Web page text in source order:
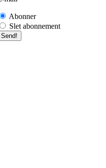
Abonner
Slet abonnement